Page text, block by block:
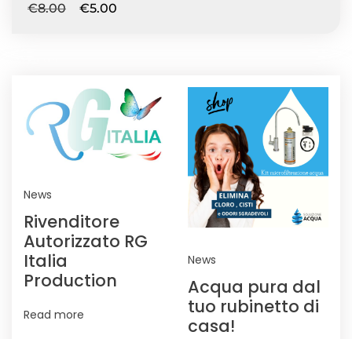
€8.00 €5.00
News
Rivenditore
Autorizzato RG
Italia
Production
Read more
News
Acqua pura dal
tuo rubinetto di
casa!